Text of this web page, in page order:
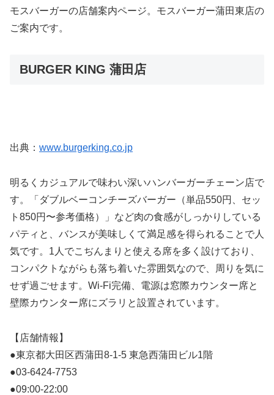
モスバーガーの店舗案内ページ。モスバーガー蒲田東店の
ご案内です。
BURGER KING 蒲田店
出典： www.burgerking.co.jp
明るくカジュアルで味わい深いハンバーガーチェーン店で
す。「ダブルベーコンチーズバーガー（単品550円、セッ
ト850円〜参考価格）」など肉の食感がしっかりしている
パティと、バンスが美味しくて満足感を得られることで人
気です。1人でこぢんまりと使える席を多く設けており、
コンパクトながらも落ち着いた雰囲気なので、周りを気に
せず過ごせます。Wi-Fi完備、電源は窓際カウンター席と
壁際カウンター席にズラリと設置されています。
【店舗情報】
●東京都大田区西蒲田8-1-5 東急西蒲田ビル1階
●03-6424-7753
●09:00-22:00